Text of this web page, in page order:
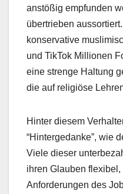
anstößig empfunden
übertrieben
konservative
und TikTok Millionen
eine strenge Haltung
die auf religiöse
Hinter diesem
“Hintergedanke”, wie
Viele dieser
ihren Glauben
Anforderungen des